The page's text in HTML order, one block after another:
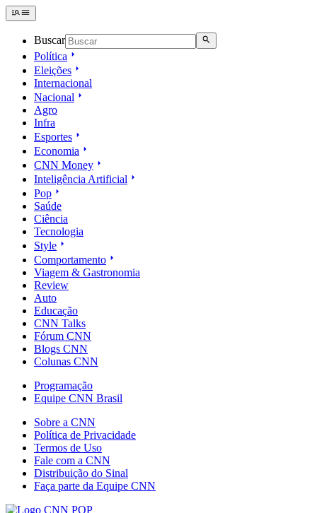
Buscar
Política
Eleições
Internacional
Nacional
Agro
Infra
Esportes
Economia
CNN Money
Inteligência Artificial
Pop
Saúde
Ciência
Tecnologia
Style
Comportamento
Viagem & Gastronomia
Review
Auto
Educação
CNN Talks
Fórum CNN
Blogs CNN
Colunas CNN
Programação
Equipe CNN Brasil
Sobre a CNN
Política de Privacidade
Termos de Uso
Fale com a CNN
Distribuição do Sinal
Faça parte da Equipe CNN